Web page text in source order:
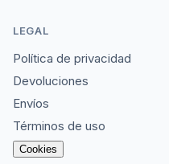
LEGAL
Política de privacidad
Devoluciones
Envíos
Términos de uso
Cookies